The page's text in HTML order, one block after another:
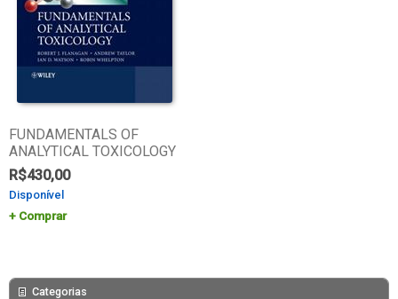
FUNDAMENTALS OF
ANALYTICAL TOXICOLOGY
R$430,00
Disponível
Comprar
Categorias